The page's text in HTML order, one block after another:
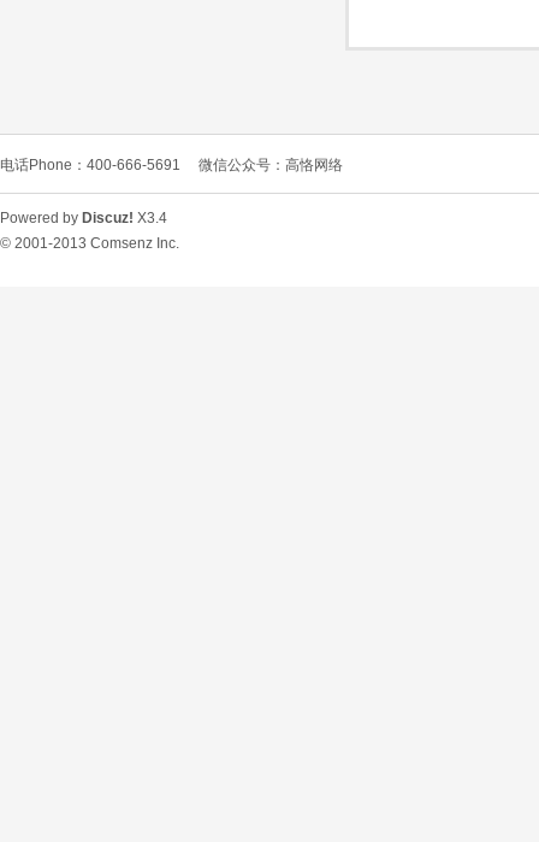
电话Phone：400-666-5691 微信公众号：高恪网络
Powered by Discuz! X3.4
© 2001-2013 Comsenz Inc.